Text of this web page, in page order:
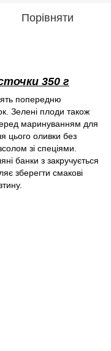
Порівняти
350 г
попередню
Зелені плоди також
маринуванням для
цього оливки без
зі спеціями.
банки з закручується
зберегти смакові